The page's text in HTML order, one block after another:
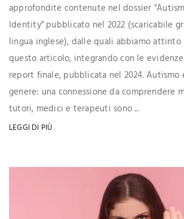
approfondite contenute nel dossier
Identity" pubblicato nel 2022 (scaricabile
lingua inglese), dalle quali abbiamo attinto
questo articolo, integrando con le
report finale, pubblicata nel 2024.
genere: una connessione da comprendere
tutori, medici e terapeuti sono ...
LEGGI DI PIÙ